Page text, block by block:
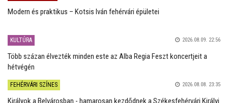
Modern és praktikus – Kotsis Iván fehérvári épületei
KULTÚRA 2026.08.09. 22:56
Több százan élvezték minden este az Alba Regia Feszt koncertjeit a
hétvégén
FEHÉRVÁRI SZÍNES 2026.08.08. 23:35
Királyok a Belvárosban - hamarosan kezdődnek a Székesfehérvári Királyi